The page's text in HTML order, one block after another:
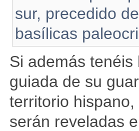
sur, precedido
basílicas
Si además
guiada de su
territorio
serán reveladas